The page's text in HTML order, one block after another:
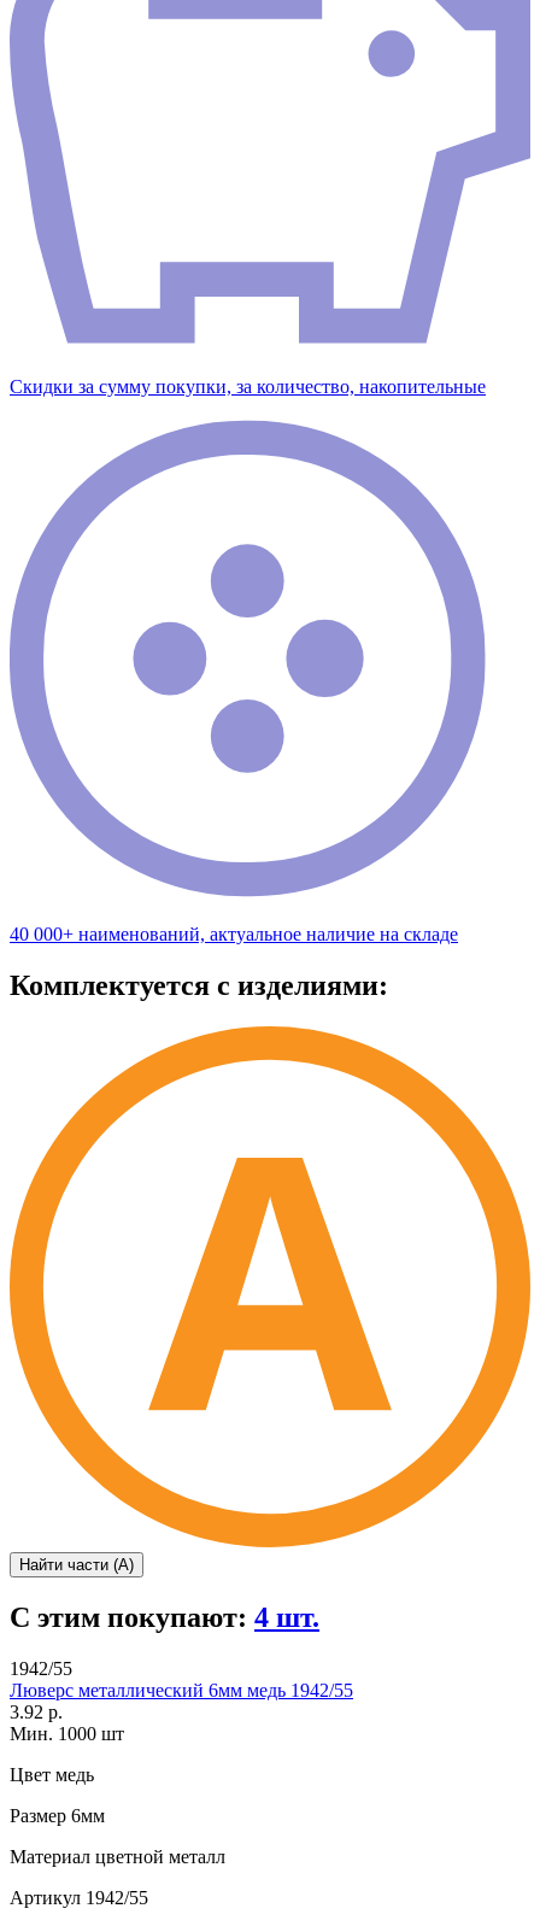
Скидки за сумму покупки, за количество, накопительные
40 000+ наименований, актуальное наличие на складе
Комплектуется с изделиями:
Найти части (А)
С этим покупают: 4 шт.
1942/55
Люверс металлический 6мм медь 1942/55
3.92 р.
Мин. 1000 шт
Цвет медь
Размер 6мм
Материал цветной металл
Артикул 1942/55